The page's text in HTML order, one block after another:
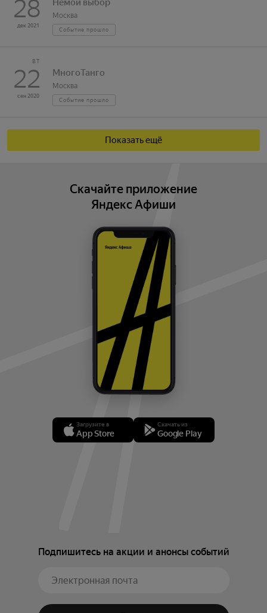
28
дек 2021
Немой выбор
Москва
Событие прошло
ВТ
22
сен 2020
МногоТанго
Москва
Событие прошло
Показать ещё
Скачайте приложение
Яндекс Афиши
Загрузите в
App Store
Скачать из
Google Play
Подпишитесь на акции и анонсы событий